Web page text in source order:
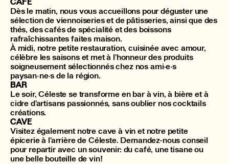
Dès le matin, nous vous accueillons pour déguster une
sélection de viennoiseries et de pâtisseries, ainsi que des
thés, des cafés de spécialité et des boissons
rafraîchissantes faites maison.
À midi, notre petite restauration, cuisinée avec amour,
célèbre les saisons et met à l’honneur des produits
soigneusement sélectionnés chez nos ami·e·s
paysan·ne·s de la région.
BAR
Le soir, Céleste se transforme en bar à vin, à bière et à
cidre d’artisans passionnés, sans oublier nos cocktails
créations.
CAVE
Visitez également notre cave à vin et notre petite
épicerie à l’arrière de Céleste. Demandez-nous conseil
pour repartir avec un souvenir: du café, une tisane ou
une belle bouteille de vin!